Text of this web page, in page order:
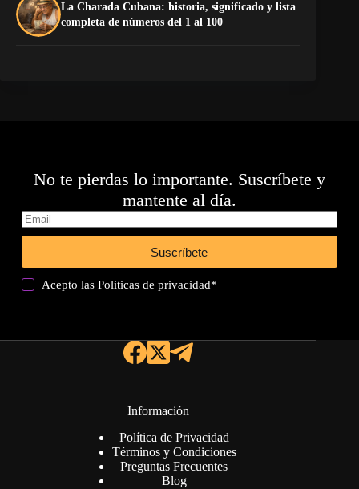
La Charada Cubana: historia, significado y lista
completa de números del 1 al 100
No te pierdas lo importante. Suscríbete y
mantente al día.
Suscríbete
Acepto lasPoliticas de privacidad*
Información
Política de Privacidad
Términos y Condiciones
Preguntas Frecuentes
Blog